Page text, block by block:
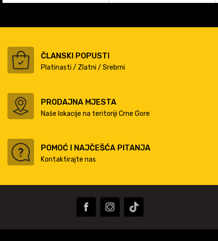
ČLANSKI POPUSTI
Platinasti / Zlatni / Srebrni
PRODAJNA MJESTA
Naše lokacije na teritoriji Crne Gore
POMOĆ I NAJČEŠĆA PITANJA
Kontaktirajte nas